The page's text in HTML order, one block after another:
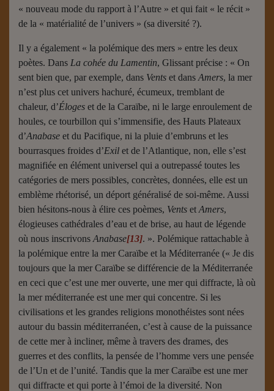
« nouveau mode du rapport à l’Autre » et qui fait « le récit »
de la « matérialité de l’univers » (sa diversité ?).
Il y a également « la polémique des mers » entre les deux
poètes. Dans La cohée du Lamentin, Glissant précise : « On
sent bien que, par exemple, dans Vents et dans Amers, la mer
n’est plus cet univers hachuré, écumeux, tremblant de
chaleur, d’Éloges et de la Caraïbe, ni le large enroulement de
houles, ce tourbillon qui s’immensifie, des Hauts Plateaux
d’Anabase et du Pacifique, ni la pluie d’embruns et les
bourrasques froides d’Exil et de l’Atlantique, non, elle s’est
magnifiée en élément universel qui a outrepassé toutes les
catégories de mers possibles, concrètes, données, elle est un
emblème rhétorisé, un déport généralisé de soi-même. Aussi
bien hésitons-nous à élire ces poèmes, Vents et Amers,
élogieuses cathédrales d’eau et de brise, au haut de légende
où nous inscrivons Anabase[13]. ». Polémique rattachable à
la polémique entre la mer Caraïbe et la Méditerranée (« Je dis
toujours que la mer Caraïbe se différencie de la Méditerranée
en ceci que c’est une mer ouverte, une mer qui diffracte, là où
la mer méditerranée est une mer qui concentre. Si les
civilisations et les grandes religions monothéistes sont nées
autour du bassin méditerranéen, c’est à cause de la puissance
de cette mer à incliner, même à travers des drames, des
guerres et des conflits, la pensée de l’homme vers une pensée
de l’Un et de l’unité. Tandis que la mer Caraïbe est une mer
qui diffracte et qui porte à l’émoi de la diversité. Non